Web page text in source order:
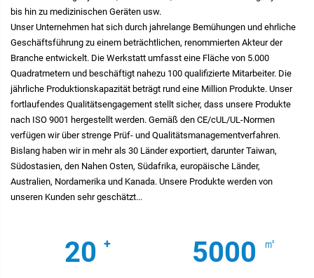
bis hin zu medizinischen Geräten usw.
Unser Unternehmen hat sich durch jahrelange Bemühungen und ehrliche
Geschäftsführung zu einem beträchtlichen, renommierten Akteur der
Branche entwickelt. Die Werkstatt umfasst eine Fläche von 5.000
Quadratmetern und beschäftigt nahezu 100 qualifizierte Mitarbeiter. Die
jährliche Produktionskapazität beträgt rund eine Million Produkte. Unser
fortlaufendes Qualitätsengagement stellt sicher, dass unsere Produkte
nach ISO 9001 hergestellt werden. Gemäß den CE/cUL/UL-Normen
verfügen wir über strenge Prüf- und Qualitätsmanagementverfahren.
Bislang haben wir in mehr als 30 Länder exportiert, darunter Taiwan,
Südostasien, den Nahen Osten, Südafrika, europäische Länder,
Australien, Nordamerika und Kanada. Unsere Produkte werden von
unseren Kunden sehr geschätzt...
20 5000